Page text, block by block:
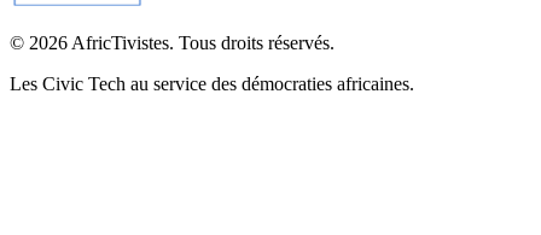
© 2026 AfricTivistes. Tous droits réservés.
Les Civic Tech au service des démocraties africaines.